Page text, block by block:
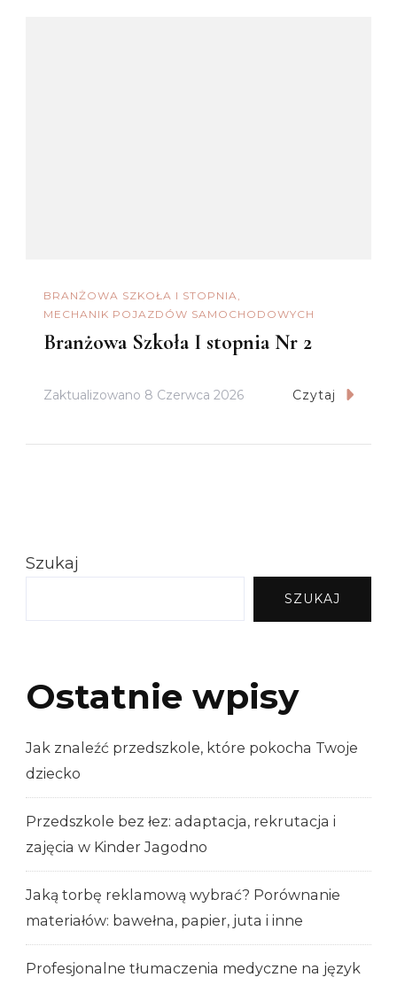
BRANŻOWA SZKOŁA I STOPNIA
MECHANIK POJAZDÓW SAMOCHODOWYCH
Branżowa Szkoła I stopnia Nr 2
Zaktualizowano 8 Czerwca 2026 Czytaj
Szukaj
SZUKAJ
Ostatnie wpisy
Jak znaleźć przedszkole, które pokocha Twoje
dziecko
Przedszkole bez łez: adaptacja, rekrutacja i
zajęcia w Kinder Jagodno
Jaką torbę reklamową wybrać? Porównanie
materiałów: bawełna, papier, juta i inne
Profesjonalne tłumaczenia medyczne na język